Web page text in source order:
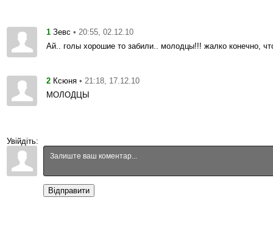
1 Зевс • 20:55, 02.12.10
Ай.. голы хорошие то забили.. молодцы!!! жалко конечно,
2 Ксюня • 21:18, 17.12.10
МОЛОДЦЫ
Увійдіть:
Відправити